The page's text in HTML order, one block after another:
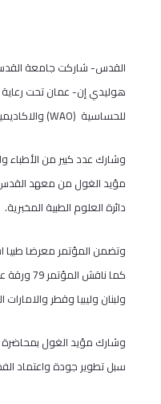
القدس- شاركت جامعة القدس
هوليدي إن- عمان تحت رعاية
للحساسية (WAO)
وشارك عدد كبير من
مؤيد الغول من معهد القدس
دائرة العلوم الطبية المخبرية.
وتضمن المؤتمر معرضا طبيا
ولبنان وليبيا وقطر والامارات العربية
وشارك مؤيد الغول بمحاضرة
سبل تطوير جودة واعتماد